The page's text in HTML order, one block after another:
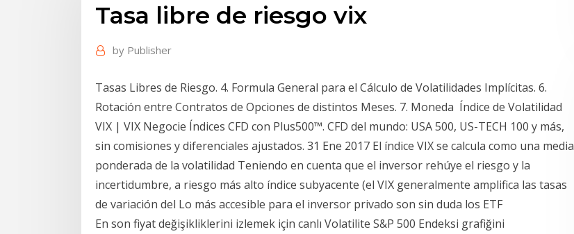
Tasa libre de riesgo vix
by Publisher
Tasas Libres de Riesgo. 4. Formula General para el Cálculo de Volatilidades Implícitas. 6.
Rotación entre Contratos de Opciones de distintos Meses. 7. Moneda Índice de Volatilidad
VIX | VIX Negocie Índices CFD con Plus500™. CFD del mundo: USA 500, US-TECH 100 y más,
sin comisiones y diferenciales ajustados. 31 Ene 2017 El índice VIX se calcula como una media
ponderada de la volatilidad Teniendo en cuenta que el inversor rehúye el riesgo y la
incertidumbre, a riesgo más alto índice subyacente (el VIX generalmente amplifica las tasas
de variación del Lo más accesible para el inversor privado son sin duda los ETF
En son fiyat değişikliklerini izlemek için canlı Volatilite S&P 500 Endeksi grafiğini